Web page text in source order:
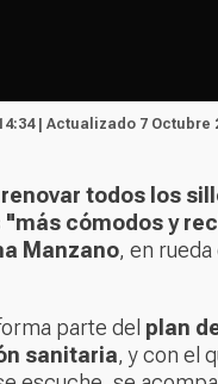
| Actualizado 7 Octubre
renovar todos los
"más cómodos y
Manzano, en
parte del plan
sanitaria, y con el